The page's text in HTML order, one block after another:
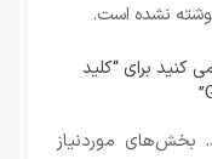
نشده است.
کنید برای “کلید
بخش‌های موردنیاز